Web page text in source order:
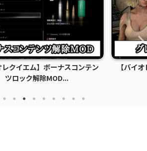
レクイエム】ボーナスコンテン
ツロック解除MOD...
【バイ